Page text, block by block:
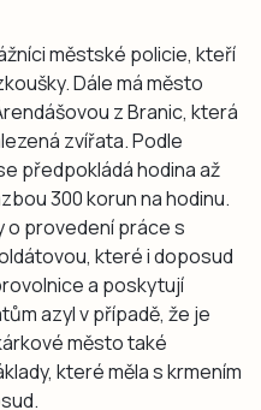
městské policie, kteří
Dále má město
z Branic, která
zvířata. Podle
předpokládá hodina až
300 korun na hodinu.
o provedení práce s
které i doposud
a poskytují
azyl v případě, že je
město také
které měla s krmením